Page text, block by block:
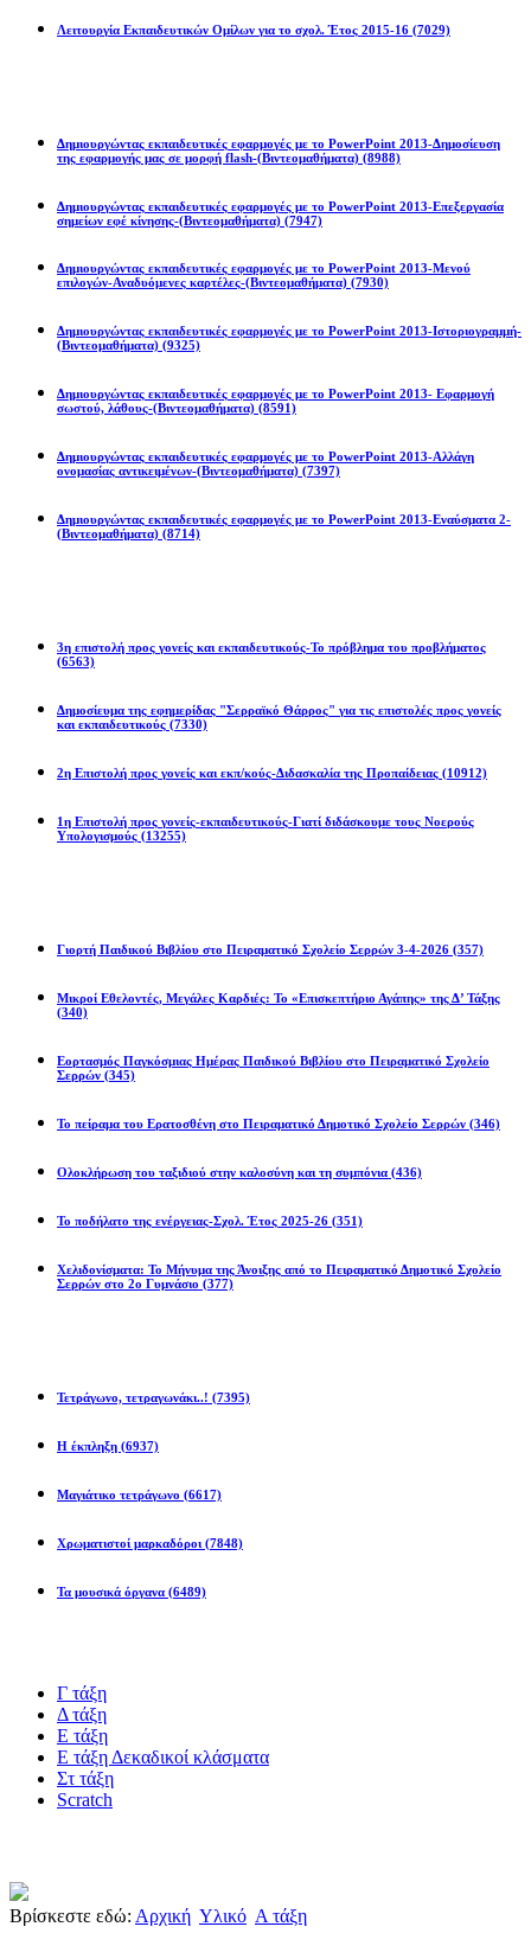
Λειτουργία Εκπαιδευτικών Ομίλων για το σχολ. Έτος 2015-16 (7029)
Δημιουργώντας εκπαιδευτικές εφαρμογές με το PowerPoint 2013-Δημοσίευση
της εφαρμογής μας σε μορφή flash-(Βιντεομαθήματα) (8988)
Δημιουργώντας εκπαιδευτικές εφαρμογές με το PowerPoint 2013-Επεξεργασία
σημείων εφέ κίνησης-(Βιντεομαθήματα) (7947)
Δημιουργώντας εκπαιδευτικές εφαρμογές με το PowerPoint 2013-Μενού
επιλογών-Αναδυόμενες καρτέλες-(Βιντεομαθήματα) (7930)
Δημιουργώντας εκπαιδευτικές εφαρμογές με το PowerPoint 2013-Ιστοριογραμμή-
(Βιντεομαθήματα) (9325)
Δημιουργώντας εκπαιδευτικές εφαρμογές με το PowerPoint 2013- Εφαρμογή
σωστού, λάθους-(Βιντεομαθήματα) (8591)
Δημιουργώντας εκπαιδευτικές εφαρμογές με το PowerPoint 2013-Αλλάγη
ονομασίας αντικειμένων-(Βιντεομαθήματα) (7397)
Δημιουργώντας εκπαιδευτικές εφαρμογές με το PowerPoint 2013-Εναύσματα 2-
(Βιντεομαθήματα) (8714)
3η επιστολή προς γονείς και εκπαιδευτικούς-Το πρόβλημα του προβλήματος
(6563)
Δημοσίευμα της εφημερίδας "Σερραϊκό Θάρρος" για τις επιστολές προς γονείς
και εκπαιδευτικούς (7330)
2η Eπιστολή προς γονείς και εκπ/κούς-Διδασκαλία της Προπαίδειας (10912)
1η Επιστολή προς γονείς-εκπαιδευτικούς-Γιατί διδάσκουμε τους Νοερούς
Υπολογισμούς (13255)
Γιορτή Παιδικού Βιβλίου στο Πειραματικό Σχολείο Σερρών 3-4-2026 (357)
Μικροί Εθελοντές, Μεγάλες Καρδιές: Το «Επισκεπτήριο Αγάπης» της Δ’ Τάξης
(340)
Εορτασμός Παγκόσμιας Ημέρας Παιδικού Βιβλίου στο Πειραματικό Σχολείο
Σερρών (345)
Το πείραμα του Ερατοσθένη στο Πειραματικό Δημοτικό Σχολείο Σερρών (346)
Ολοκλήρωση του ταξιδιού στην καλοσύνη και τη συμπόνια (436)
Το ποδήλατο της ενέργειας-Σχολ. Έτος 2025-26 (351)
Χελιδονίσματα: Το Μήνυμα της Άνοιξης από το Πειραματικό Δημοτικό Σχολείο
Σερρών στο 2ο Γυμνάσιο (377)
Τετράγωνο, τετραγωνάκι..! (7395)
Η έκπληξη (6937)
Μαγιάτικο τετράγωνο (6617)
Χρωματιστοί μαρκαδόροι (7848)
Τα μουσικά όργανα (6489)
Γ τάξη
Δ τάξη
Ε τάξη
Ε τάξη Δεκαδικοί κλάσματα
Στ τάξη
Scratch
Βρίσκεστε εδώ: Αρχική Υλικό Α τάξη